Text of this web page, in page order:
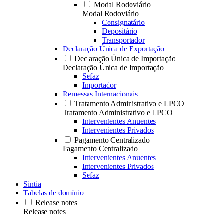
Modal Rodoviário
Modal Rodoviário
Consignatário
Depositário
Transportador
Declaração Única de Exportação
Declaração Única de Importação
Declaração Única de Importação
Sefaz
Importador
Remessas Internacionais
Tratamento Administrativo e LPCO
Tratamento Administrativo e LPCO
Intervenientes Anuentes
Intervenientes Privados
Pagamento Centralizado
Pagamento Centralizado
Intervenientes Anuentes
Intervenientes Privados
Sefaz
Sintia
Tabelas de domínio
Release notes
Release notes